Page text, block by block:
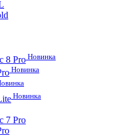
8 Pro Новинка
Новинка
Новинка
7 Pro